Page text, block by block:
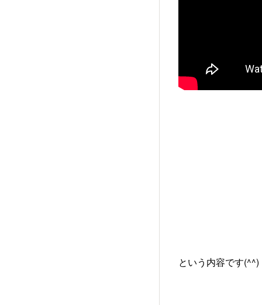
という内容です(^^)